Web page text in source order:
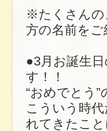
※たくさんの
方の名前を
●3月お誕生
す！！
“おめでとう
こういう時
れてきたこと